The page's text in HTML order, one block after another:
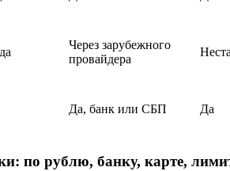
Через зарубежного
провайдера
Да, банк или СБП Да
по рублю, банку, карте,